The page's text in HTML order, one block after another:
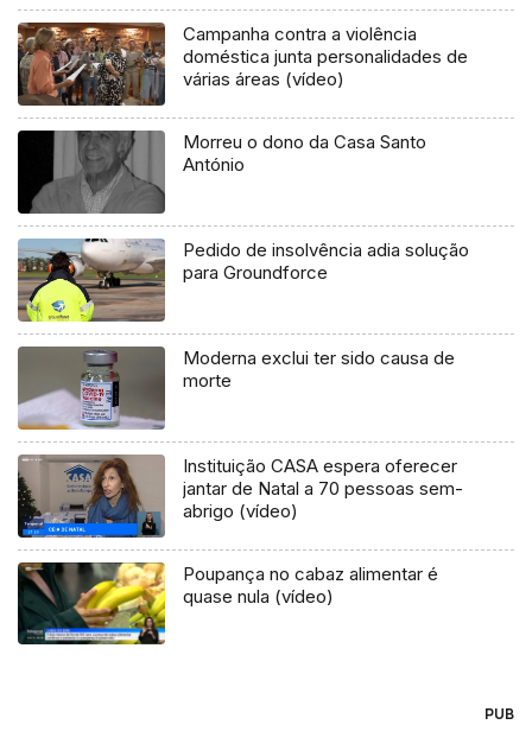
Campanha contra a violência
doméstica junta personalidades de
várias áreas (vídeo)
Morreu o dono da Casa Santo
António
Pedido de insolvência adia solução
para Groundforce
Moderna exclui ter sido causa de
morte
Instituição CASA espera oferecer
jantar de Natal a 70 pessoas sem-
abrigo (vídeo)
Poupança no cabaz alimentar é
quase nula (vídeo)
PUB